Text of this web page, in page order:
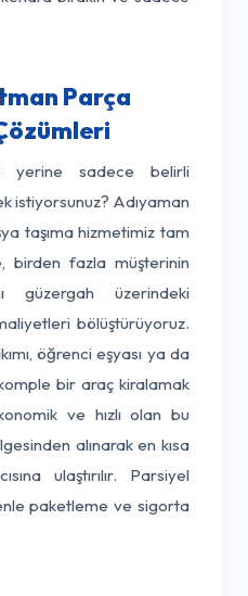
Parça
yerine sadece belirli
istiyorsunuz? Adıyaman
taşıma hizmetimiz tam
birden fazla müşterinin
güzergah üzerindeki
bölüştürüyoruz.
öğrenci eşyası ya da
bir araç kiralamak
ve hızlı olan bu
alınarak en kısa
ulaştırılır. Parsiyel
paketleme ve sigorta